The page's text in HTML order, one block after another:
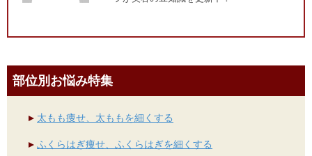
部位別お悩み特集
太もも痩せ、太ももを細くする
ふくらはぎ痩せ、ふくらはぎを細くする